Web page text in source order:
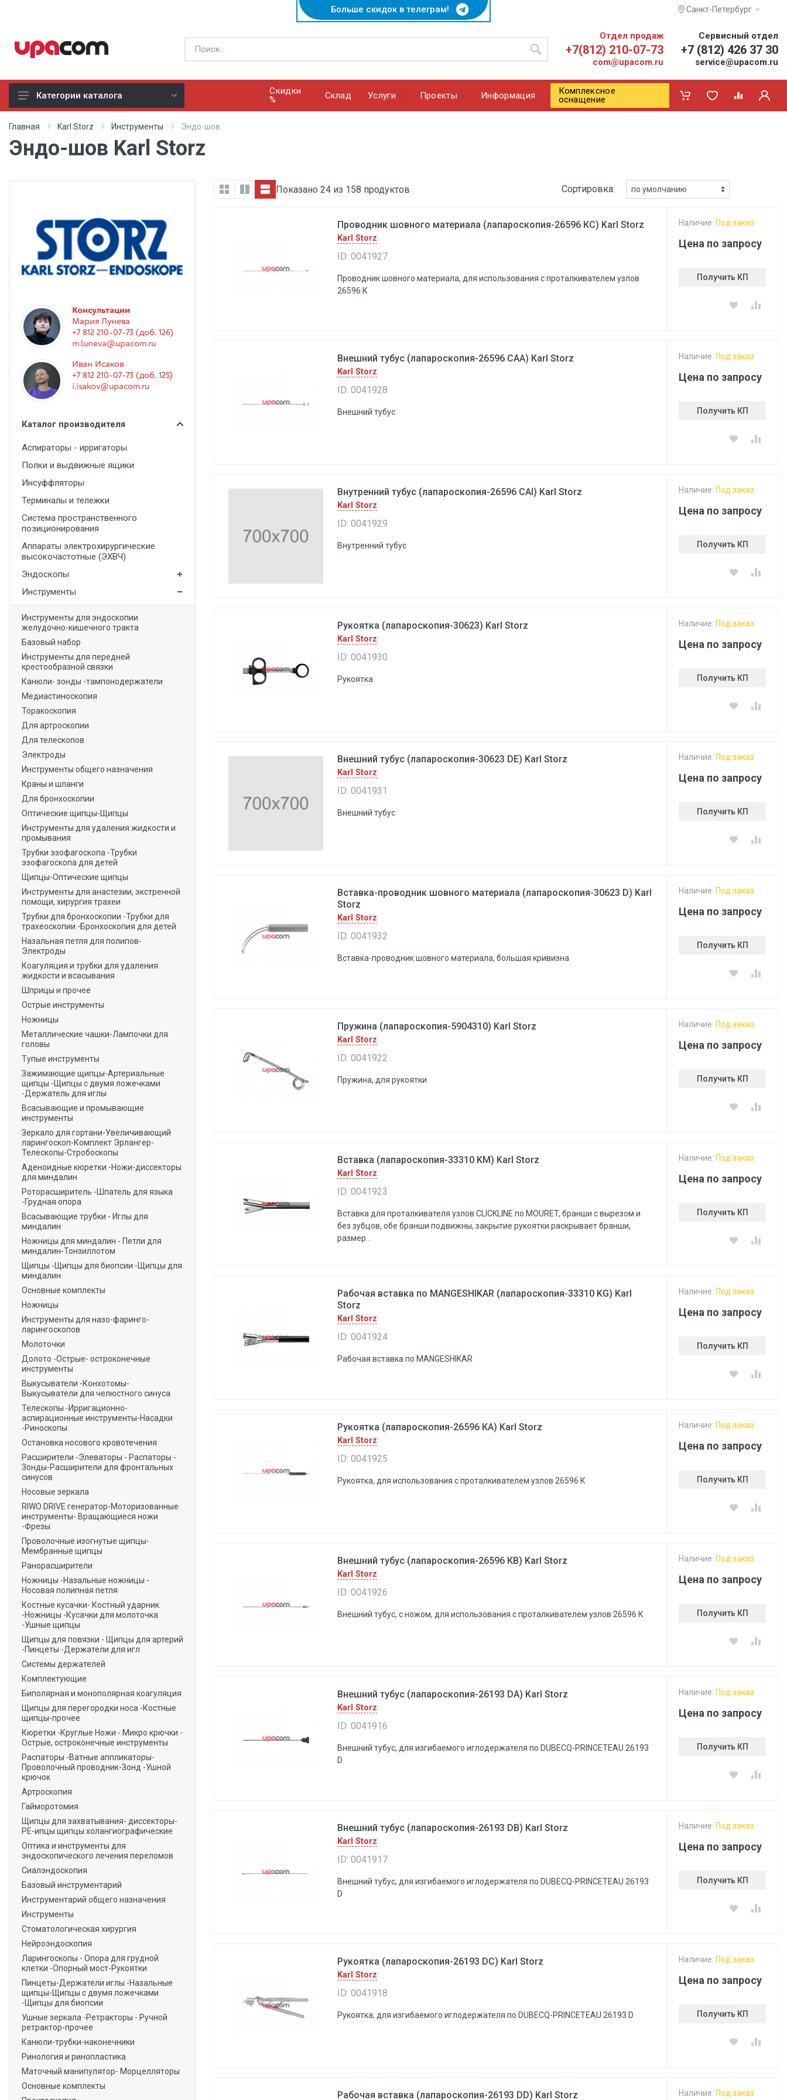
Больше скидок в телеграм! Санкт-Петербург
Отдел продаж
+7(812) 210-07-73
com@upacom.ru
Сервисный отдел
+7 (812) 426 37 30
service@upacom.ru
Б/У оборудование
Все производители
Неонатология
Хирургия
Гинекология
Функциональная диагностика
Офтальмология
Урология
Дезинфекция и стерилизация
Лучевая диагностика
Расходные материалы
Оториноларингология
Стоматологическое оборудование
Лабораторное оборудование
Оборудование для скорой помощи
Медицинские мониторы
Ортопедические товары
Косметология
Категории каталога
Скидки
%
Cклад Услуги Проекты Информация
Комплексное
оснащение
Главная Karl Storz Инструменты Эндо-шов
Эндо-шов Karl Storz
Консультации
Мария Лунева
+7 812 210-07-73 (доб. 126)
m.luneva@upacom.ru
Иван Исаков
+7 812 210-07-73 (доб. 125)
i.isakov@upacom.ru
Каталог производителя
Аспираторы - ирригаторы
Полки и выдвижные ящики
Инсуффляторы
Терминалы и тележки
Система пространственного
позиционирования
Аппараты электрохирургические
высокочастотные (ЭХВЧ)
Эндоскопы
Инструменты
Инструменты для эндоскопии
желудочно-кишечного тракта
Базовый набор
Инструменты для передней
крестообразной связки
Канюли- зонды -тампонодержатели
Медиастиноскопия
Торакоскопия
Для артроскопии
Для телескопов
Электроды
Инструменты общего назначения
Краны и шланги
Для бронхоскопии
Оптические щипцы-Щипцы
Инструменты для удаления жидкости и
промывания
Трубки эзофагоскопа -Трубки
эзофагоскопа для детей
Щипцы-Оптические щипцы
Инструменты для анастезии, экстренной
помощи, хирургия трахеи
Трубки для бронхоскопии -Трубки для
трахеоскопии -Бронхоскопия для детей
Назальная петля для полипов-
Электроды
Коагуляция и трубки для удаления
жидкости и всасывания
Шприцы и прочее
Острые инструменты
Ножницы
Металлические чашки-Лампочки для
головы
Тупые инструменты
Зажимающие щипцы-Артериальные
щипцы -Щипцы с двумя ложечками
-Держатель для иглы
Всасывающие и промывающие
инструменты
Зеркало для гортани-Увеличивающий
ларингоскоп-Комплект Эрлангер-
Телескопы-Стробоскопы
Аденоидные кюретки -Ножи-диссекторы
для миндалин
Роторасширитель -Шпатель для языка
-Грудная опора
Всасывающие трубки - Иглы для
миндалин
Ножницы для миндалин - Петли для
миндалин-Тонзиллотом
Щипцы -Щипцы для биопсии -Щипцы для
миндалин
Основные комплекты
Ножницы
Инструменты для назо-фаринго-
ларингоскопов
Молоточки
Долото -Острые- остроконечные
инструменты
Выкусыватели -Конхотомы-
Выкусыватели для челюстного синуса
Телескопы -Ирригационно-
аспирационные инструменты-Насадки
-Риноскопы
Остановка носового кровотечения
Расширители -Элеваторы - Распаторы -
Зонды-Расширители для фронтальных
синусов
Носовые зеркала
RIWO DRIVE генератор-Моторизованные
инструменты- Вращающиеся ножи
-Фрезы
Проволочные изогнутые щипцы-
Мембранные щипцы
Ранорасширители
Ножницы -Назальные ножницы -
Носовая полипная петля
Костные кусачки- Костный ударник
-Ножницы -Кусачки для молоточка
-Ушные щипцы
Щипцы для повязки - Щипцы для артерий
-Пинцеты -Держатели для игл
Системы держателей
Комплектующие
Биполярная и монополярная коагуляция
Щипцы для перегородки носа -Костные
щипцы-прочее
Кюретки -Круглые Ножи - Микро крючки -
Острые, остроконечные инструменты
Распаторы -Ватные аппликаторы-
Проволочный проводник-Зонд -Ушной
крючок
Артроскопия
Гайморотомия
Щипцы для захватывания- диссекторы-
РЕ-ипцы щипцы холангиографические
Оптика и инструменты для
эндоскопического лечения переломов
Сиалэндоскопия
Базовый инструментарий
Инструментарий общего назначения
Инструменты
Стоматологическая хирургия
Нейроэндоскопия
Ларингоскопы - Опора для грудной
клетки -Опорный мост-Рукоятки
Пинцеты-Держатели иглы -Назальные
щипцы-Щипцы с двумя ложечками
-Щипцы для биопсии
Ушные зеркала -Ретракторы - Ручной
ретрактор-прочее
Канюли-трубки-наконечники
Ринология и ринопластика
Маточный манипулятор- Морцелляторы
Основные комплекты
Показано 24 из 158 продуктов Сортировка:
Проводник шовного материала (лапароскопия-26596 КС) Karl Storz
Karl Storz
ID: 0041927
Проводник шовного материала, для использования с проталкивателем узлов
26596 К
Наличие: Под заказ
Цена по запросу
Получить КП
Внешний тубус (лапароскопия-26596 САА) Karl Storz
Karl Storz
ID: 0041928
Внешний тубус
Наличие: Под заказ
Цена по запросу
Получить КП
Внутренний тубус (лапароскопия-26596 CAI) Karl Storz
Karl Storz
ID: 0041929
Внутренний тубус
Наличие: Под заказ
Цена по запросу
Получить КП
Рукоятка (лапароскопия-30623) Karl Storz
Karl Storz
ID: 0041930
Рукоятка
Наличие: Под заказ
Цена по запросу
Получить КП
Внешний тубус (лапароскопия-30623 DE) Karl Storz
Karl Storz
ID: 0041931
Внешний тубус
Наличие: Под заказ
Цена по запросу
Получить КП
Вставка-проводник шовного материала (лапароскопия-30623 D) Karl
Storz
Karl Storz
ID: 0041932
Вставка-проводник шовного материала, большая кривизна
Наличие: Под заказ
Цена по запросу
Получить КП
Пружина (лапароскопия-5904310) Karl Storz
Karl Storz
ID: 0041922
Пружина, для рукоятки
Наличие: Под заказ
Цена по запросу
Получить КП
Вставка (лапароскопия-33310 KM) Karl Storz
Karl Storz
ID: 0041923
Вставка для проталкивателя узлов CLICKLINE по MOURET, бранши с вырезом и
без зубцов, обе бранши подвижны, закрытие рукоятки раскрывает бранши,
размер...
Наличие: Под заказ
Цена по запросу
Получить КП
Рабочая вставка по MANGESHIKAR (лапароскопия-33310 KG) Karl
Storz
Karl Storz
ID: 0041924
Рабочая вставка по MANGESHIKAR
Наличие: Под заказ
Цена по запросу
Получить КП
Рукоятка (лапароскопия-26596 КА) Karl Storz
Karl Storz
ID: 0041925
Рукоятка, для использования с проталкивателем узлов 26596 К
Наличие: Под заказ
Цена по запросу
Получить КП
Внешний тубус (лапароскопия-26596 КВ) Karl Storz
Karl Storz
ID: 0041926
Внешний тубус, с ножом, для использования с проталкивателем узлов 26596 К
Наличие: Под заказ
Цена по запросу
Получить КП
Внешний тубус (лапароскопия-26193 DA) Karl Storz
Karl Storz
ID: 0041916
Внешний тубус, для изгибаемого иглодержателя по DUBECQ-PRINCETEAU 26193
D
Наличие: Под заказ
Цена по запросу
Получить КП
Внешний тубус (лапароскопия-26193 DB) Karl Storz
Karl Storz
ID: 0041917
Внешний тубус, для изгибаемого иглодержателя по DUBECQ-PRINCETEAU 26193
D
Наличие: Под заказ
Цена по запросу
Получить КП
Рукоятка (лапароскопия-26193 DC) Karl Storz
Karl Storz
ID: 0041918
Рукоятка, для изгибаемого иглодержателя по DUBECQ-PRINCETEAU 26193 D
Наличие: Под заказ
Цена по запросу
Получить КП
Рабочая вставка (лапароскопия-26193 DD) Karl Storz Наличие: Под заказ